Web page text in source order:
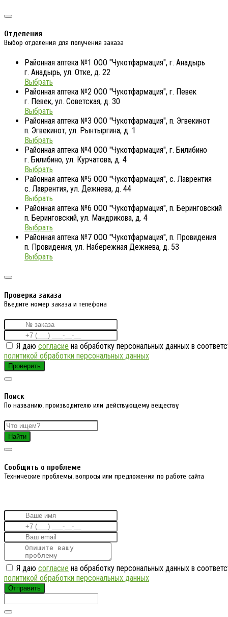
Отделения
Выбор отделения для получения заказа
Районная аптека №1 ООО "Чукотфармация", г. Анадырь
г. Анадырь, ул. Отке, д. 22
Выбрать
Районная аптека №2 ООО "Чукотфармация", г. Певек
г. Певек, ул. Советская, д. 30
Выбрать
Районная аптека №3 ООО "Чукотфармация", п. Эгвекинот
п. Эгвекинот, ул. Рынтыргина, д. 1
Выбрать
Районная аптека №4 ООО "Чукотфармация", г. Билибино
г. Билибино, ул. Курчатова, д. 4
Выбрать
Районная аптека №5 ООО "Чукотфармация", с. Лаврентия
с. Лаврентия, ул. Дежнева, д. 44
Выбрать
Районная аптека №6 ООО "Чукотфармация", п. Беринговский
п. Беринговский, ул. Мандрикова, д. 4
Выбрать
Районная аптека №7 ООО "Чукотфармация", п. Провидения
п. Провидения, ул. Набережная Дежнева, д. 53
Выбрать
Проверка заказа
Введите номер заказа и телефона
Я даю согласие на обработку персональных данных в
политикой обработки персональных данных
Проверить
Поиск
По названию, производителю или действующему веществу
Найти
Cообщить о проблеме
Технические проблемы, вопросы или предложения по работе сайта
Я даю согласие на обработку персональных данных в
политикой обработки персональных данных
Отправить